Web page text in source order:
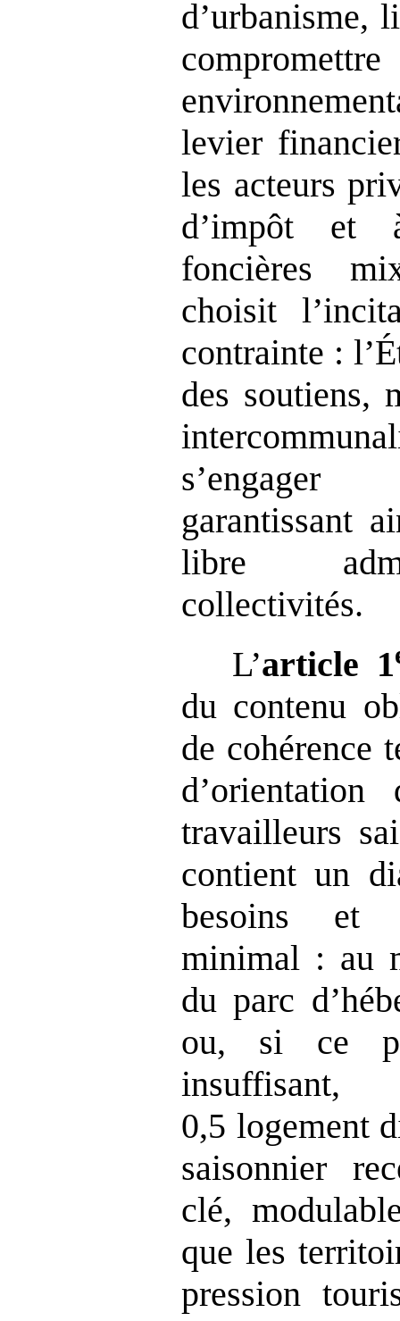
d’urbanisme,
levier
les acteurs
d’impôt et
foncières
choisit
contrainte :
des soutiens,
s’engager
garantissant
libre
collectivités.
L’article 1
du contenu
de cohérence
d’orientation
travailleurs
contient un
besoins
minimal : au
du parc
ou, si ce
0,5 logement
saisonnier
clé,
que les
pression